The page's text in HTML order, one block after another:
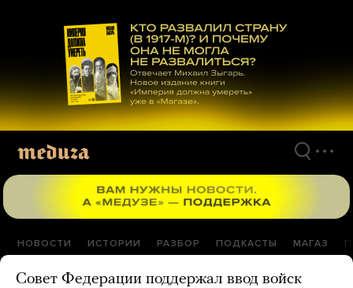
материалам
НОВОСТИ ИСТОРИИ РАЗБОР ПОДКАСТЫ МАГАЗ
Совет Федерации поддержал ввод войск